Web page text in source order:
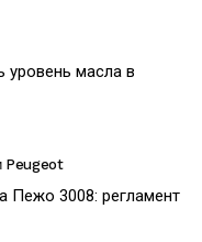
уровень масла в
Peugeot
Пежо 3008: регламент